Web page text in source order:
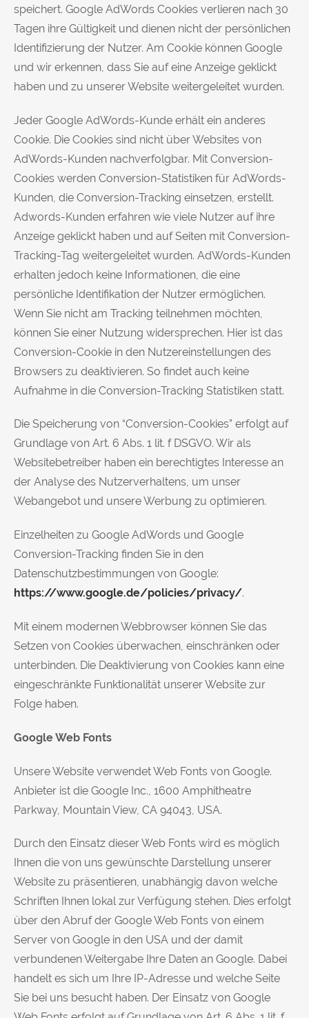
speichert. Google AdWords Cookies verlieren nach 30
Tagen ihre Gültigkeit und dienen nicht der persönlichen
Identifizierung der Nutzer. Am Cookie können Google
und wir erkennen, dass Sie auf eine Anzeige geklickt
haben und zu unserer Website weitergeleitet wurden.
Jeder Google AdWords-Kunde erhält ein anderes
Cookie. Die Cookies sind nicht über Websites von
AdWords-Kunden nachverfolgbar. Mit Conversion-
Cookies werden Conversion-Statistiken für AdWords-
Kunden, die Conversion-Tracking einsetzen, erstellt.
Adwords-Kunden erfahren wie viele Nutzer auf ihre
Anzeige geklickt haben und auf Seiten mit Conversion-
Tracking-Tag weitergeleitet wurden. AdWords-Kunden
erhalten jedoch keine Informationen, die eine
persönliche Identifikation der Nutzer ermöglichen.
Wenn Sie nicht am Tracking teilnehmen möchten,
können Sie einer Nutzung widersprechen. Hier ist das
Conversion-Cookie in den Nutzereinstellungen des
Browsers zu deaktivieren. So findet auch keine
Aufnahme in die Conversion-Tracking Statistiken statt.
Die Speicherung von “Conversion-Cookies” erfolgt auf
Grundlage von Art. 6 Abs. 1 lit. f DSGVO. Wir als
Websitebetreiber haben ein berechtigtes Interesse an
der Analyse des Nutzerverhaltens, um unser
Webangebot und unsere Werbung zu optimieren.
Einzelheiten zu Google AdWords und Google
Conversion-Tracking finden Sie in den
Datenschutzbestimmungen von Google:
https://www.google.de/policies/privacy/.
Mit einem modernen Webbrowser können Sie das
Setzen von Cookies überwachen, einschränken oder
unterbinden. Die Deaktivierung von Cookies kann eine
eingeschränkte Funktionalität unserer Website zur
Folge haben.
Google Web Fonts
Unsere Website verwendet Web Fonts von Google.
Anbieter ist die Google Inc., 1600 Amphitheatre
Parkway, Mountain View, CA 94043, USA.
Durch den Einsatz dieser Web Fonts wird es möglich
Ihnen die von uns gewünschte Darstellung unserer
Website zu präsentieren, unabhängig davon welche
Schriften Ihnen lokal zur Verfügung stehen. Dies erfolgt
über den Abruf der Google Web Fonts von einem
Server von Google in den USA und der damit
verbundenen Weitergabe Ihre Daten an Google. Dabei
handelt es sich um Ihre IP-Adresse und welche Seite
Sie bei uns besucht haben. Der Einsatz von Google